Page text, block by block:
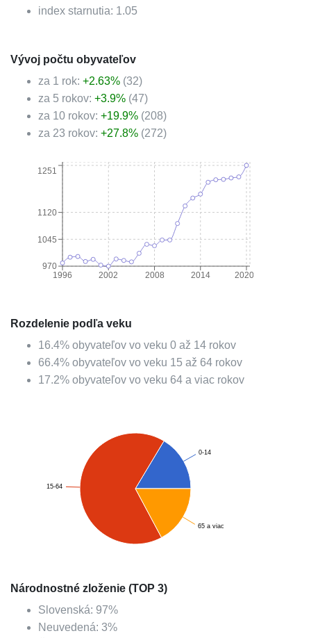
index starnutia: 1.05
Vývoj počtu obyvateľov
za 1 rok: +2.63% (32)
za 5 rokov: +3.9% (47)
za 10 rokov: +19.9% (208)
za 23 rokov: +27.8% (272)
1996 2002 2008 2014 2020
970
1045
1120
1251
Rozdelenie podľa veku
16.4% obyvateľov vo veku 0 až 14 rokov
66.4% obyvateľov vo veku 15 až 64 rokov
17.2% obyvateľov vo veku 64 a viac rokov
0-14
15-64
65 a viac
Národnostné zloženie (TOP 3)
Slovenská: 97%
Neuvedená: 3%